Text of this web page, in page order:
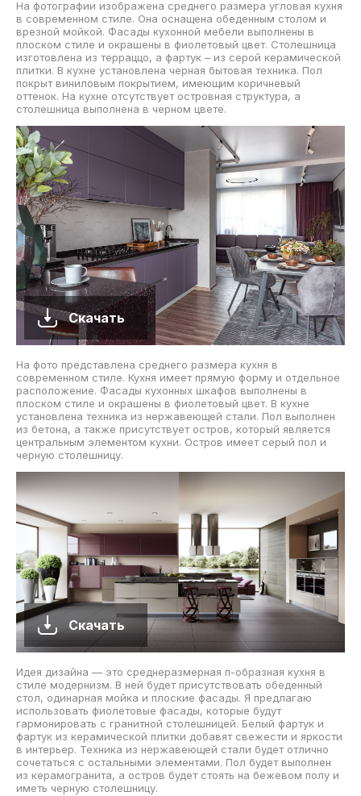
На фотографии изображена среднего размера угловая кухня
в современном стиле. Она оснащена обеденным столом и
врезной мойкой. Фасады кухонной мебели выполнены в
плоском стиле и окрашены в фиолетовый цвет. Столешница
изготовлена из терраццо, а фартук – из серой керамической
плитки. В кухне установлена черная бытовая техника. Пол
покрыт виниловым покрытием, имеющим коричневый
оттенок. На кухне отсутствует островная структура, а
столешница выполнена в черном цвете.
Скачать
На фото представлена среднего размера кухня в
современном стиле. Кухня имеет прямую форму и отдельное
расположение. Фасады кухонных шкафов выполнены в
плоском стиле и окрашены в фиолетовый цвет. В кухне
установлена техника из нержавеющей стали. Пол выполнен
из бетона, а также присутствует остров, который является
центральным элементом кухни. Остров имеет серый пол и
черную столешницу.
Скачать
Идея дизайна — это среднеразмерная п-образная кухня в
стиле модернизм. В ней будет присутствовать обеденный
стол, одинарная мойка и плоские фасады. Я предлагаю
использовать фиолетовые фасады, которые будут
гармонировать с гранитной столешницей. Белый фартук и
фартук из керамической плитки добавят свежести и яркости
в интерьер. Техника из нержавеющей стали будет отлично
сочетаться с остальными элементами. Пол будет выполнен
из керамогранита, а остров будет стоять на бежевом полу и
иметь черную столешницу.